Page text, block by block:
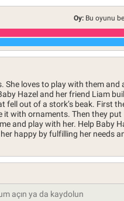
Oy: Bu oyunu
She loves to play with them and
Hazel and her friend Liam
out of a stork’s beak. First
it with ornaments. Then they put
and play with her. Help Baby
happy by fulfilling her needs